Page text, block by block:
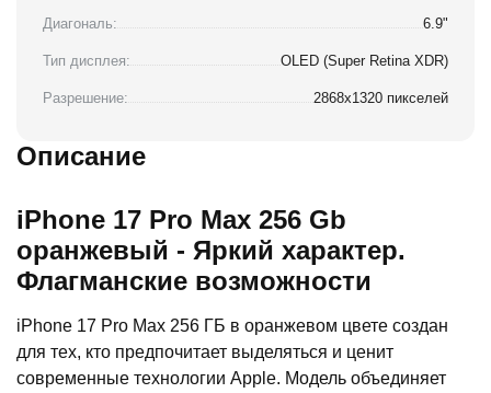
Диагональ: 6.9"
Тип дисплея: OLED (Super Retina XDR)
Разрешение: 2868x1320 пикселей
Описание
iPhone 17 Pro Max 256 Gb
оранжевый - Яркий характер.
Флагманские возможности
iPhone 17 Pro Max 256 ГБ в оранжевом цвете создан
для тех, кто предпочитает выделяться и ценит
современные технологии Apple. Модель объединяет